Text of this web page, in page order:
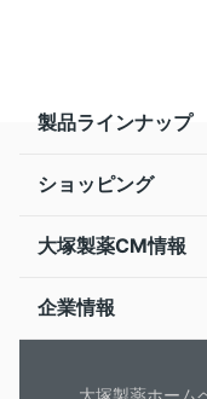
製品ラインナップ
ショッピング
大塚製薬CM情報
企業情報